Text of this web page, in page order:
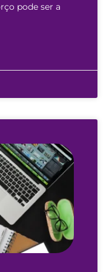
pode ser a